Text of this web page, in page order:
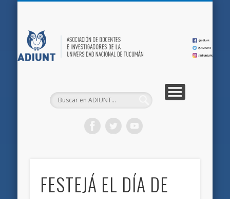
FESTEJÁ EL DÍA DE